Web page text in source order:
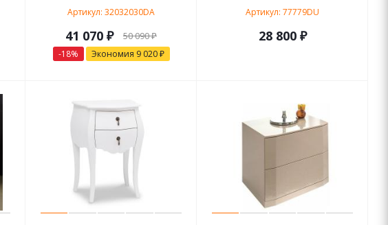
Артикул: 32032030DA
41 070 ₽ 50 090₽
-18% Экономия 9 020₽
Артикул: 77779DU
28 800₽